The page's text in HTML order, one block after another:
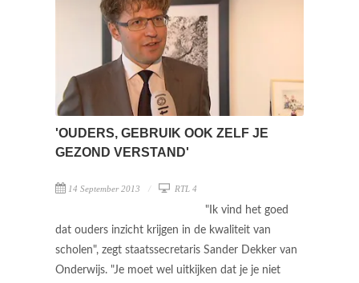
'OUDERS, GEBRUIK OOK ZELF JE
GEZOND VERSTAND'
14 September 2013 RTL 4
"Ik vind het goed
dat ouders inzicht krijgen in de kwaliteit van
scholen", zegt staatssecretaris Sander Dekker van
Onderwijs. "Je moet wel uitkijken dat je je niet